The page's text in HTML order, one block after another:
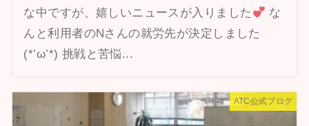
な中ですが、嬉しいニュースが入りました
な
んと利用者のNさんの就労先が決定しました
(*’ω’*) 挑戦と苦悩...
ATC公式ブログ